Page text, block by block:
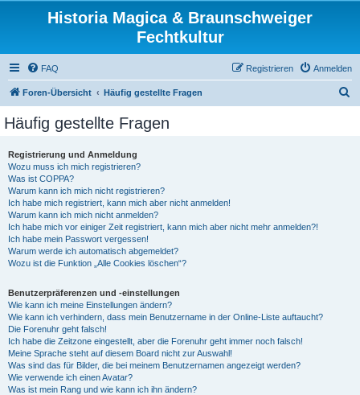
Historia Magica & Braunschweiger
Fechtkultur
FAQ Anmelden
Registrieren
Foren-Übersicht Häufig gestellte Fragen
Häufig gestellte Fragen
Registrierung und Anmeldung
Wozu muss ich mich registrieren?
Was ist COPPA?
Warum kann ich mich nicht registrieren?
Ich habe mich registriert, kann mich aber nicht anmelden!
Warum kann ich mich nicht anmelden?
Ich habe mich vor einiger Zeit registriert, kann mich aber nicht mehr anmelden?!
Ich habe mein Passwort vergessen!
Warum werde ich automatisch abgemeldet?
Wozu ist die Funktion „Alle Cookies löschen“?
Benutzerpräferenzen und -einstellungen
Wie kann ich meine Einstellungen ändern?
Wie kann ich verhindern, dass mein Benutzername in der Online-Liste auftaucht?
Die Forenuhr geht falsch!
Ich habe die Zeitzone eingestellt, aber die Forenuhr geht immer noch falsch!
Meine Sprache steht auf diesem Board nicht zur Auswahl!
Was sind das für Bilder, die bei meinem Benutzernamen angezeigt werden?
Wie verwende ich einen Avatar?
Was ist mein Rang und wie kann ich ihn ändern?